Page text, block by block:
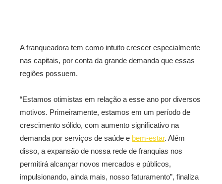
A franqueadora tem como intuito crescer especialmente
nas capitais, por conta da grande demanda que essas
regiões possuem.
“Estamos otimistas em relação a esse ano por diversos
motivos. Primeiramente, estamos em um período de
crescimento sólido, com aumento significativo na
demanda por serviços de saúde e bem-estar. Além
disso, a expansão de nossa rede de franquias nos
permitirá alcançar novos mercados e públicos,
impulsionando, ainda mais, nosso faturamento”, finaliza